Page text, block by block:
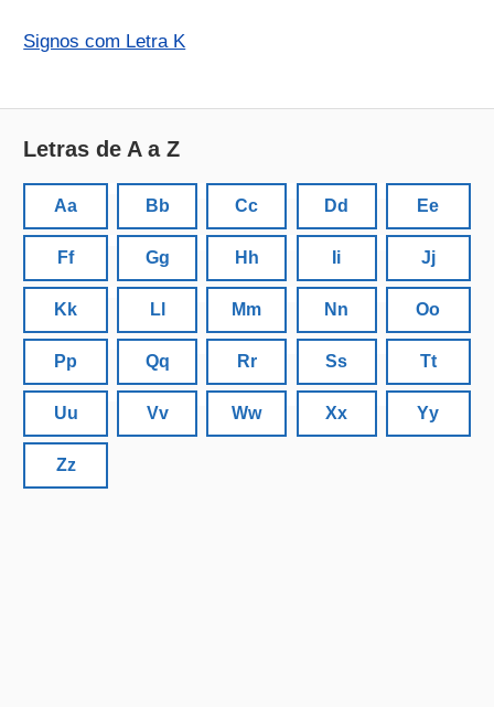
Signos com Letra K
Letras de A a Z
Aa Bb Cc Dd Ee
Ff Gg Hh Ii Jj
Kk Ll Mm Nn Oo
Pp Qq Rr Ss Tt
Uu Vv Ww Xx Yy
Zz